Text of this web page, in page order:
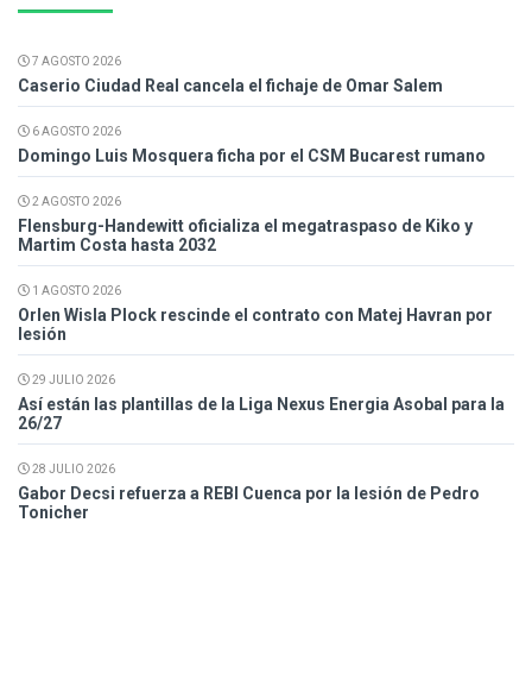
7 AGOSTO 2026
Caserio Ciudad Real cancela el fichaje de Omar Salem
6 AGOSTO 2026
Domingo Luis Mosquera ficha por el CSM Bucarest rumano
2 AGOSTO 2026
Flensburg-Handewitt oficializa el megatraspaso de Kiko y
Martim Costa hasta 2032
1 AGOSTO 2026
Orlen Wisla Plock rescinde el contrato con Matej Havran por
lesión
29 JULIO 2026
Así están las plantillas de la Liga Nexus Energia Asobal para la
26/27
28 JULIO 2026
Gabor Decsi refuerza a REBI Cuenca por la lesión de Pedro
Tonicher